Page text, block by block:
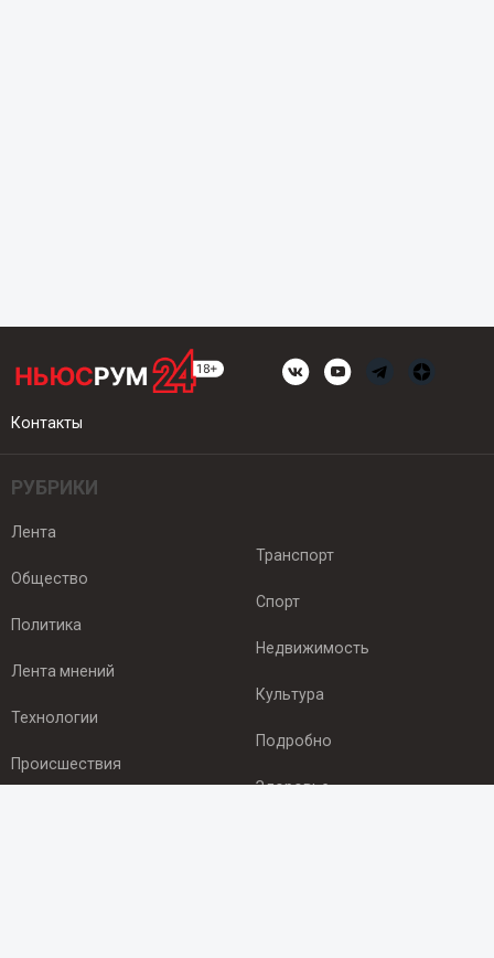
Контакты
РУБРИКИ
Лента
Общество
Политика
Лента мнений
Технологии
Происшествия
Транспорт
Спорт
Недвижимость
Культура
Подробно
Здоровье